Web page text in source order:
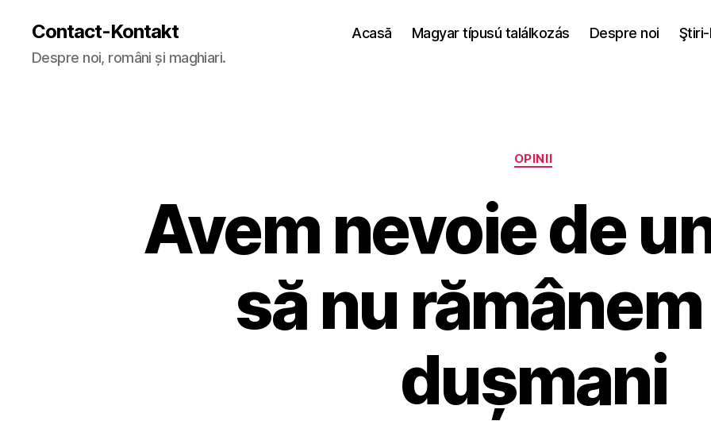
Contact-Kontakt
Despre noi, români și maghiari.
Acasă Magyar típusú találkozás Despre noi
Categories
OPINII
Avem nevoie de
să nu
dușmani